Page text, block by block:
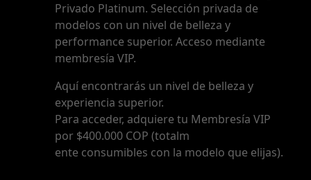
Privado Platinum. Selección privada de
modelos con un nivel de belleza y
performance superior. Acceso mediante
membresía VIP.
Aquí encontrarás un nivel de belleza y
experiencia superior.
Para acceder, adquiere tu Membresía VIP
por $400.000 COP (totalm
ente consumibles con la modelo que elijas).